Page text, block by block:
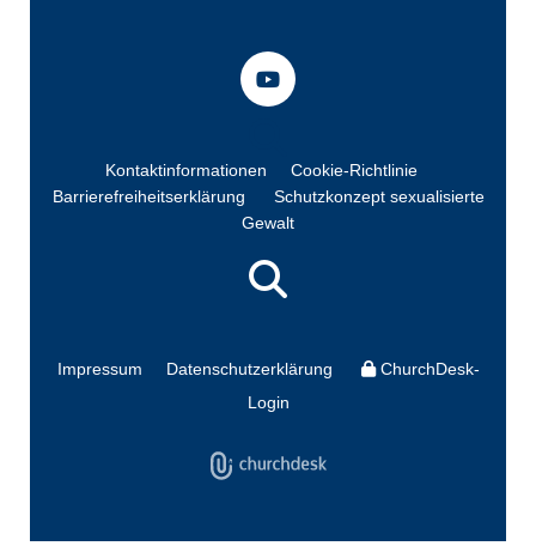
Kontaktinformationen
Cookie-Richtlinie
Barrierefreiheitserklärung
Schutzkonzept sexualisierte
Gewalt
Impressum Datenschutzerklärung
ChurchDesk-
Login